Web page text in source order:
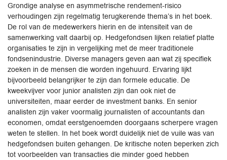
Grondige analyse en asymmetrische rendement-risico
verhoudingen zijn regelmatig terugkerende thema’s in het boek.
De rol van de medewerkers hierin en de intensiteit van de
samenwerking valt daarbij op. Hedgefondsen lijken relatief platte
organisaties te zijn in vergelijking met de meer traditionele
fondsenindustrie. Diverse managers geven aan wat zij specifiek
zoeken in de mensen die worden ingehuurd. Ervaring lijkt
bijvoorbeeld belangrijker te zijn dan formele educatie. De
kweekvijver voor junior analisten zijn dan ook niet de
universiteiten, maar eerder de investment banks. En senior
analisten zijn vaker voormalig journalisten of accountants dan
economen, omdat eerstgenoemden doorgaans scherpere vragen
weten te stellen. In het boek wordt duidelijk niet de vuile was van
hedgefondsen buiten gehangen. De kritische noten beperken zich
tot voorbeelden van transacties die minder goed hebben